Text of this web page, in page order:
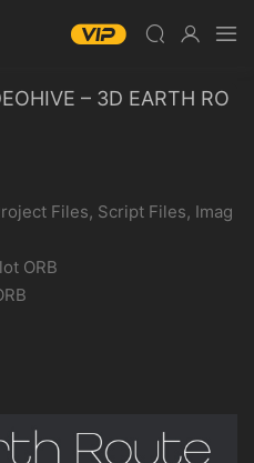
– 3D EARTH RO
Files, Script Files, Imag
ORB